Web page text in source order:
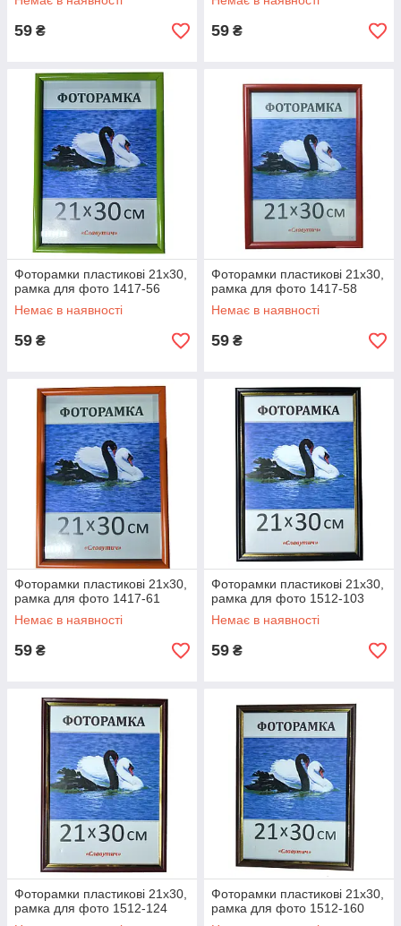
59 ₴ 59 ₴
Фоторамки пластикові 21х30,
рамка для фото 1417-56
Немає в наявності
59 ₴
Фоторамки пластикові 21х30,
рамка для фото 1417-58
Немає в наявності
59 ₴
Фоторамки пластикові 21х30,
рамка для фото 1417-61
Немає в наявності
59 ₴
Фоторамки пластикові 21х30,
рамка для фото 1512-103
Немає в наявності
59 ₴
Фоторамки пластикові 21х30,
рамка для фото 1512-124
Фоторамки пластикові 21х30,
рамка для фото 1512-160